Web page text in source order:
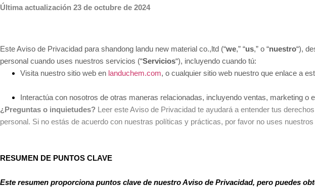
Última actualización 23 de octubre de 2024
Este Aviso de Privacidad para shandong landu new material co.,ltd (“we,” “us,” o “nuestro“),
personal cuando uses nuestros servicios (“Servicios“), incluyendo cuando tú:
Visita nuestro sitio web en landuchem.com, o cualquier sitio web nuestro que enlace a
Interactúa con nosotros de otras maneras relacionadas, incluyendo ventas, marketing o
¿Preguntas o inquietudes? Leer este Aviso de Privacidad te ayudará a entender tus
personal. Si no estás de acuerdo con nuestras políticas y prácticas, por favor no uses
RESUMEN DE PUNTOS CLAVE
Este resumen proporciona puntos clave de nuestro Aviso de Privacidad, pero puedes